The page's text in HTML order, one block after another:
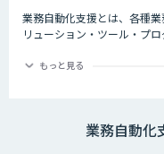
業務自動化支援とは、各種
リューション・ツール・プ
自動化へ移りつつある中で
リューションの登場によっ
サービスにはそれぞれ独自
もっと見る
業務自動化